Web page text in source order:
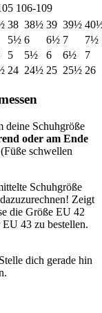
106-109
38 38½ 39 39½
5½ 6 6½ 7
7½
5 5½ 6 6½
7
24 24½ 25 25½ 26
deine Schuhgröße
oder am Ende
schwellen
Schuhgröße
Zeigt
die Größe EU 42
43 zu bestellen.
dich gerade hin